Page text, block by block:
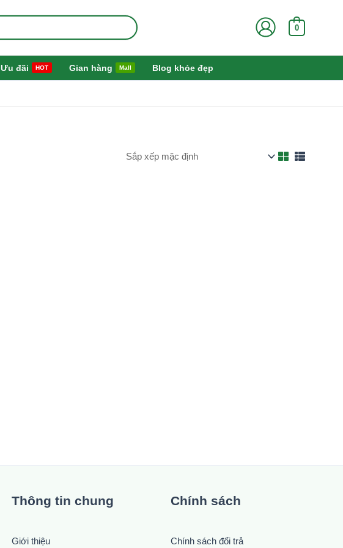
0
Ưu đãi HOT Gian hàng Mall Blog khỏe đẹp
Thông tin chung
Giới thiệu
Chính sách
Chính sách đổi trả